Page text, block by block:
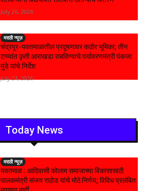
July 26, 2026
मराठी न्यूज़
चंद्रपूर-यवतमाळातील प्रदूषणावर कठोर भूमिका; तीन
टप्प्यांत कृती आराखडा राबविण्याचे पर्यावरणमंत्री पंकजा
मुंडे यांचे निर्देश
July 21, 2026
Today News
मराठी न्यूज़
यवतमाळ : आदिवासी कोलाम समाजाच्या विकासासाठी
पालकमंत्री संजय राठोड यांचे मोठे निर्णय; विविध प्रलंबित